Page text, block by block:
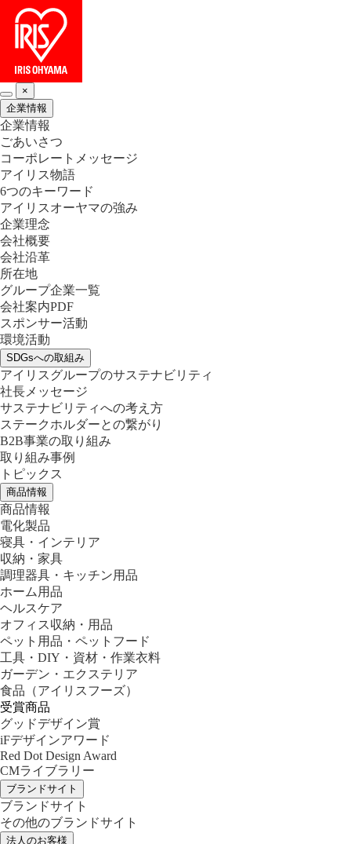
×
企業情報
企業情報
ごあいさつ
コーポレートメッセージ
アイリス物語
6つのキーワード
アイリスオーヤマの強み
企業理念
会社概要
会社沿革
所在地
グループ企業一覧
会社案内PDF
スポンサー活動
環境活動
SDGsへの取組み
アイリスグループのサステナビリティ
社長メッセージ
サステナビリティへの考え方
ステークホルダーとの繋がり
B2B事業の取り組み
取り組み事例
トピックス
商品情報
商品情報
電化製品
寝具・インテリア
収納・家具
調理器具・キッチン用品
ホーム用品
ヘルスケア
オフィス収納・用品
ペット用品・ペットフード
工具・DIY・資材・作業衣料
ガーデン・エクステリア
食品 （アイリスフーズ）
受賞商品
グッドデザイン賞
iFデザインアワード
Red Dot Design Award
CMライブラリー
ブランドサイト
ブランドサイト
その他のブランドサイト
法人のお客様